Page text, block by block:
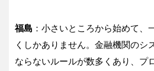
福島 ：小さいところから始めて、
くしかありません。金融機関のシ
ならないルールが数多くあり、プ